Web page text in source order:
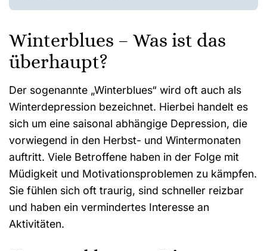
Winterblues – Was ist das
überhaupt?
Der sogenannte „Winterblues“ wird oft auch als
Winterdepression bezeichnet. Hierbei handelt es
sich um eine saisonal abhängige Depression, die
vorwiegend in den Herbst- und Wintermonaten
auftritt. Viele Betroffene haben in der Folge mit
Müdigkeit und Motivationsproblemen zu kämpfen.
Sie fühlen sich oft traurig, sind schneller reizbar
und haben ein vermindertes Interesse an
Aktivitäten.